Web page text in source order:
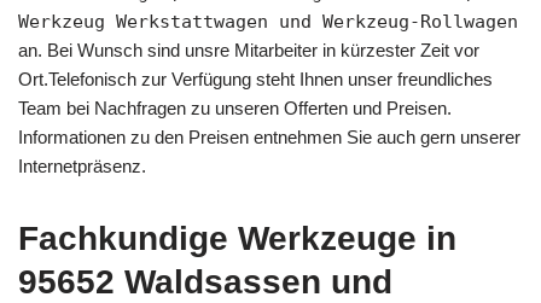
Werkzeug Werkstattwagen und Werkzeug-Rollwagen
an. Bei Wunsch sind unsre Mitarbeiter in kürzester Zeit vor
Ort.Telefonisch zur Verfügung steht Ihnen unser freundliches
Team bei Nachfragen zu unseren Offerten und Preisen.
Informationen zu den Preisen entnehmen Sie auch gern unserer
Internetpräsenz.
Fachkundige Werkzeuge in
95652 Waldsassen und